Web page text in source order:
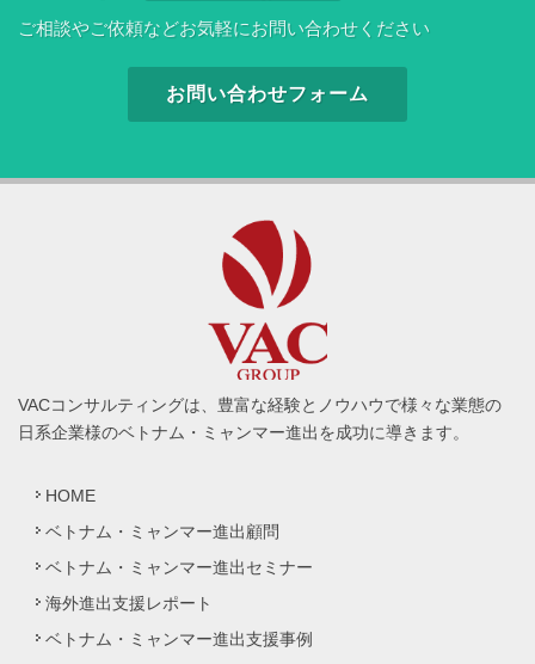
ご相談やご依頼などお気軽にお問い合わせください
お問い合わせフォーム
VACコンサルティングは、豊富な経験とノウハウで様々な業態の
日系企業様のベトナム・ミャンマー進出を成功に導きます。
HOME
ベトナム・ミャンマー進出顧問
ベトナム・ミャンマー進出セミナー
海外進出支援レポート
ベトナム・ミャンマー進出支援事例